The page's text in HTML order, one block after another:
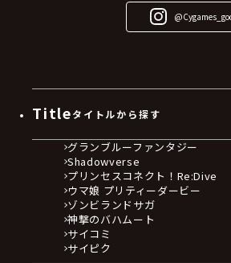
Titleタイトルから探す
グランブルーファンタジー
Shadowverse
プリンセスコネクト！Re:Dive
ウマ娘 プリティーダービー
ゾンビランドサガ
神撃のバハムート
サイコミ
サイピク